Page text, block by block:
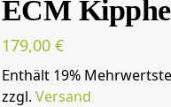
ECM
179,00 €
Enthält 19%
zzgl. Versand